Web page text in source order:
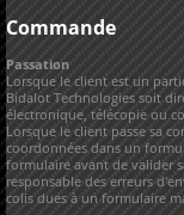
Commande
Passation
Lorsque le client est un
Bidalot Technologies soit
électronique, télécopie ou
Lorsque le client passe sa
coordonnées dans un
formulaire avant de valider
responsable des erreurs
colis dues à un formulaire